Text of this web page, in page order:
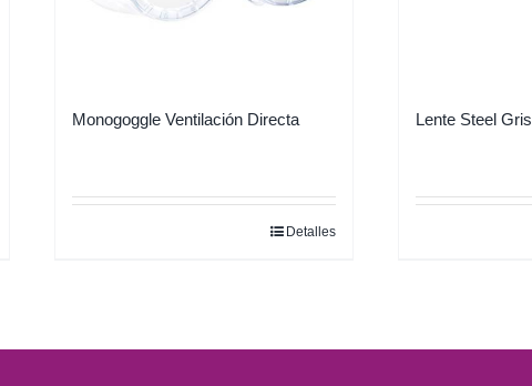
Monogoggle Ventilación Directa
Detalles
Lente Steel Gris